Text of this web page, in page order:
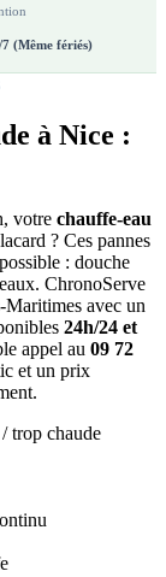
(Même fériés)
à Nice :
votre chauffe-eau
? Ces pannes
: douche
ChronoServe
Maritimes avec un
24h/24 et
appel au 09 72
et un prix
trop chaude